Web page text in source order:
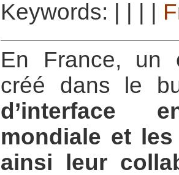
Keywords:
En France, un
créé dans le
d’interface
mondiale et
ainsi leur